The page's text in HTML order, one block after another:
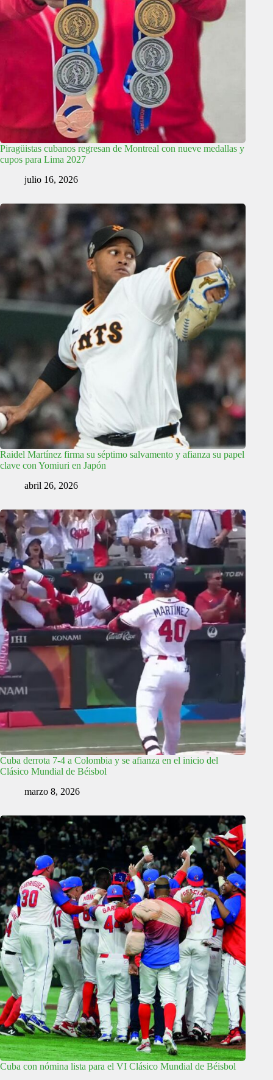
Piragüistas cubanos regresan de Montreal con nueve medallas y
cupos para Lima 2027
julio 16, 2026
Raidel Martínez firma su séptimo salvamento y afianza su papel
clave con Yomiuri en Japón
abril 26, 2026
Cuba derrota 7-4 a Colombia y se afianza en el inicio del
Clásico Mundial de Béisbol
marzo 8, 2026
Cuba con nómina lista para el VI Clásico Mundial de Béisbol